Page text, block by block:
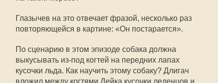
Глазычев на это отвечает фразой, несколько раз
повторяющейся в картине: «Он постарается».
По сценарию в этом эпизоде собака должна
выкусывать из-под когтей на передних лапах
кусочки льда. Как научить этому собаку? Длигач
вложил между когтями Дейка кусочки леденцов и,